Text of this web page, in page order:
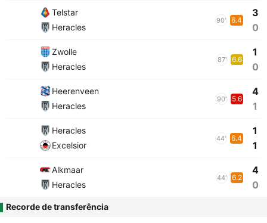
Telstar
Heracles
90' 6.4
3
0
Zwolle
Heracles
87' 6.6
1
0
Heerenveen
Heracles
90' 5.6
4
1
Heracles
Excelsior
44' 6.4
1
1
Alkmaar
Heracles
44' 6.2
4
0
Recorde de transferência